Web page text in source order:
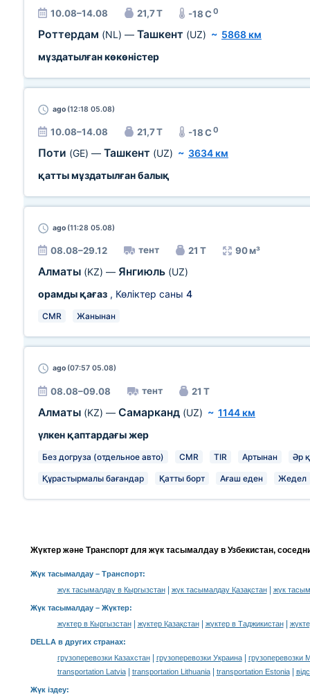
10.08–14.08 21,7 Т -18 C0
Роттердам (NL) — Ташкент (UZ) ~ 5868 км
мұздатылған көкөністер
ago (12:18 05.08)
10.08–14.08 21,7 Т -18 C0
Поти (GE) — Ташкент (UZ) ~ 3634 км
қатты мұздатылған балық
ago (11:28 05.08)
08.08–29.12 тент 21 Т 90 м³
Алматы (KZ) — Янгиюль (UZ)
орамды қағаз , Көліктер саны 4
CMR Жанынан
ago (07:57 05.08)
08.08–09.08 тент 21 Т
Алматы (KZ) — Самарканд (UZ) ~ 1144 км
үлкен қаптардағы жер
Без догруза (отдельное авто) CMR TIR Артынан Әр
Құрастырмалы бағандар Қатты борт Ағаш еден Жедел
Жүктер және Транспорт для жүк тасымалдау в Узбекистан,
Жүк тасымалдау– Транспорт:
жүк тасымалдау в Кыргызстан| жүк тасымалдау Қазақстан| жүк
Жүк тасымалдау – Жүктер:
жүктер в Кыргызстан| жүктер Қазақстан| жүктер в Таджикистан|
DELLA в других странах:
грузоперевозки Казахстан| грузоперевозки Украина|
грузоперевозки
transportation Latvia| transportation Lithuania| transportation Estonia|
Жүк іздеу: